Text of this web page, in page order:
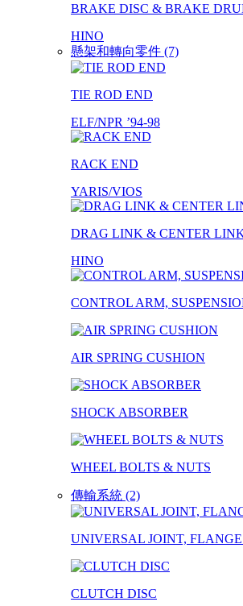
BRAKE DISC & BRAKE
HINO
懸架和轉向零件 (7)
TIE ROD END
ELF/NPR ’94-98
RACK END
YARIS/VIOS
DRAG LINK & CENTER
HINO
CONTROL ARM,
AIR SPRING CUSHION
SHOCK ABSORBER
WHEEL BOLTS & NUTS
傳輸系統 (2)
UNIVERSAL JOINT,
CLUTCH DISC